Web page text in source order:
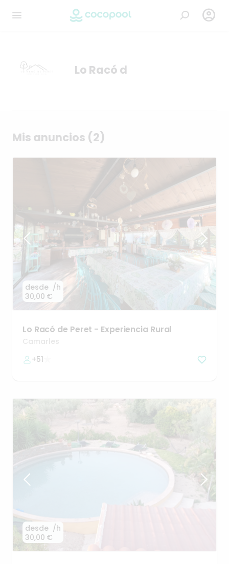

Lo Racó d
Mis anuncios (2)
desde
30,00 €
/h
Lo Racó de Peret - Experiencia Rural
Camarles
+51
desde
30,00 €
/h